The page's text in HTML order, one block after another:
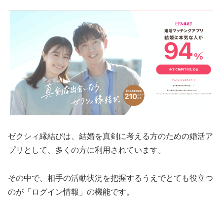
ゼクシィ縁結びは、結婚を真剣に考える方のための婚活ア
プリとして、多くの方に利用されています。
その中で、相手の活動状況を把握するうえでとても役立つ
のが「ログイン情報」の機能です。